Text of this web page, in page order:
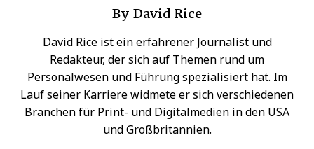
By David Rice
David Rice ist ein erfahrener Journalist und
Redakteur, der sich auf Themen rund um
Personalwesen und Führung spezialisiert hat. Im
Lauf seiner Karriere widmete er sich verschiedenen
Branchen für Print- und Digitalmedien in den USA
und Großbritannien.